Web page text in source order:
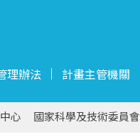
理辦法 計畫主管機關
心 國家科學及技術委員會